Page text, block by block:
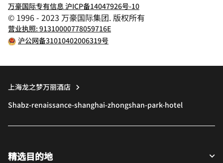
万豪国际专有信息 沪ICP备14047926号-10
© 1996 - 2023 万豪国际集团. 版权所有
营业执照: 91310000778059716E
沪公网备31010402006319号
上海龙之梦万丽酒店
Shabz-renaissance-shanghai-zhongshan-park-hotel
精选目的地